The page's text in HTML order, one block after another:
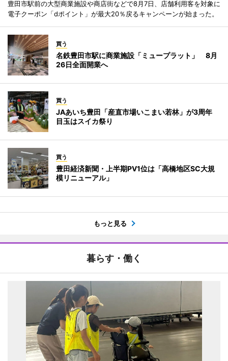
豊田市駅前の大型商業施設や商店街などで8月7日、店舗利用客を対象に
電子クーポン「dポイント」が最大20％戻るキャンペーンが始まった。
買う
名鉄豊田市駅に商業施設「ミュープラット」 8月
26日全面開業へ
買う
JAあいち豊田「産直市場いこまい若林」が3周年
目玉はスイカ祭り
買う
豊田経済新聞・上半期PV1位は「高橋地区SC大規
模リニューアル」
もっと見る
暮らす・働く